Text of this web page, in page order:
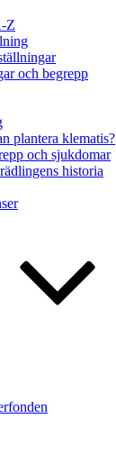
Z
och begrepp
plantera klematis?
och sjukdomar
historia